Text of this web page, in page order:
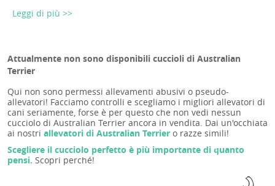
Leggi di più >>
Attualmente non sono disponibili cuccioli di Australian
Terrier
Qui non sono permessi allevamenti abusivi o pseudo-
allevatori! Facciamo controlli e scegliamo i migliori allevatori di
cani seriamente, forse è per questo che non vedi nessun
cucciolo di Australian Terrier ancora in vendita. Dai un'occhiata
ai nostri allevatori di Australian Terrier o razze simili!
Scegliere il cucciolo perfetto è più importante di quanto
pensi. Scopri perché!